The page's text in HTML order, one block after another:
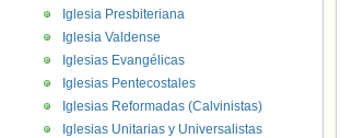
Iglesia Presbiteriana
Iglesia Valdense
Iglesias Evangélicas
Iglesias Pentecostales
Iglesias Reformadas (Calvinistas)
Iglesias Unitarias y Universalistas